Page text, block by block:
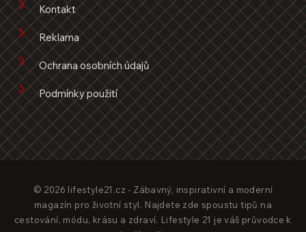
Kontakt
Reklama
Ochrana osobních údajů
Podmínky použití
© 2026 lifestyle21.cz - Zábavný, inspirativní a moderní
magazín pro životní styl. Najdete zde spoustu tipů na
cestování, módu, krásu a zdraví. Lifestyle 21 je váš průvodce k